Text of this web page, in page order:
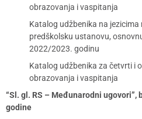
obrazovanja i vaspitanja
Katalog udžbenika na
predškolsku ustanovu,
2022/2023. godinu
Katalog udžbenika za četvrti i
obrazovanja i vaspitanja
“Sl. gl. RS – Međunarodni ugovori”,
godine